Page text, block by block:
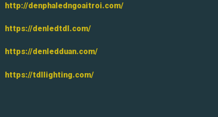
http://denphaledngoaitroi.com/
https://denledtdl.com/
https://denledduan.com/
https://tdllighting.com/